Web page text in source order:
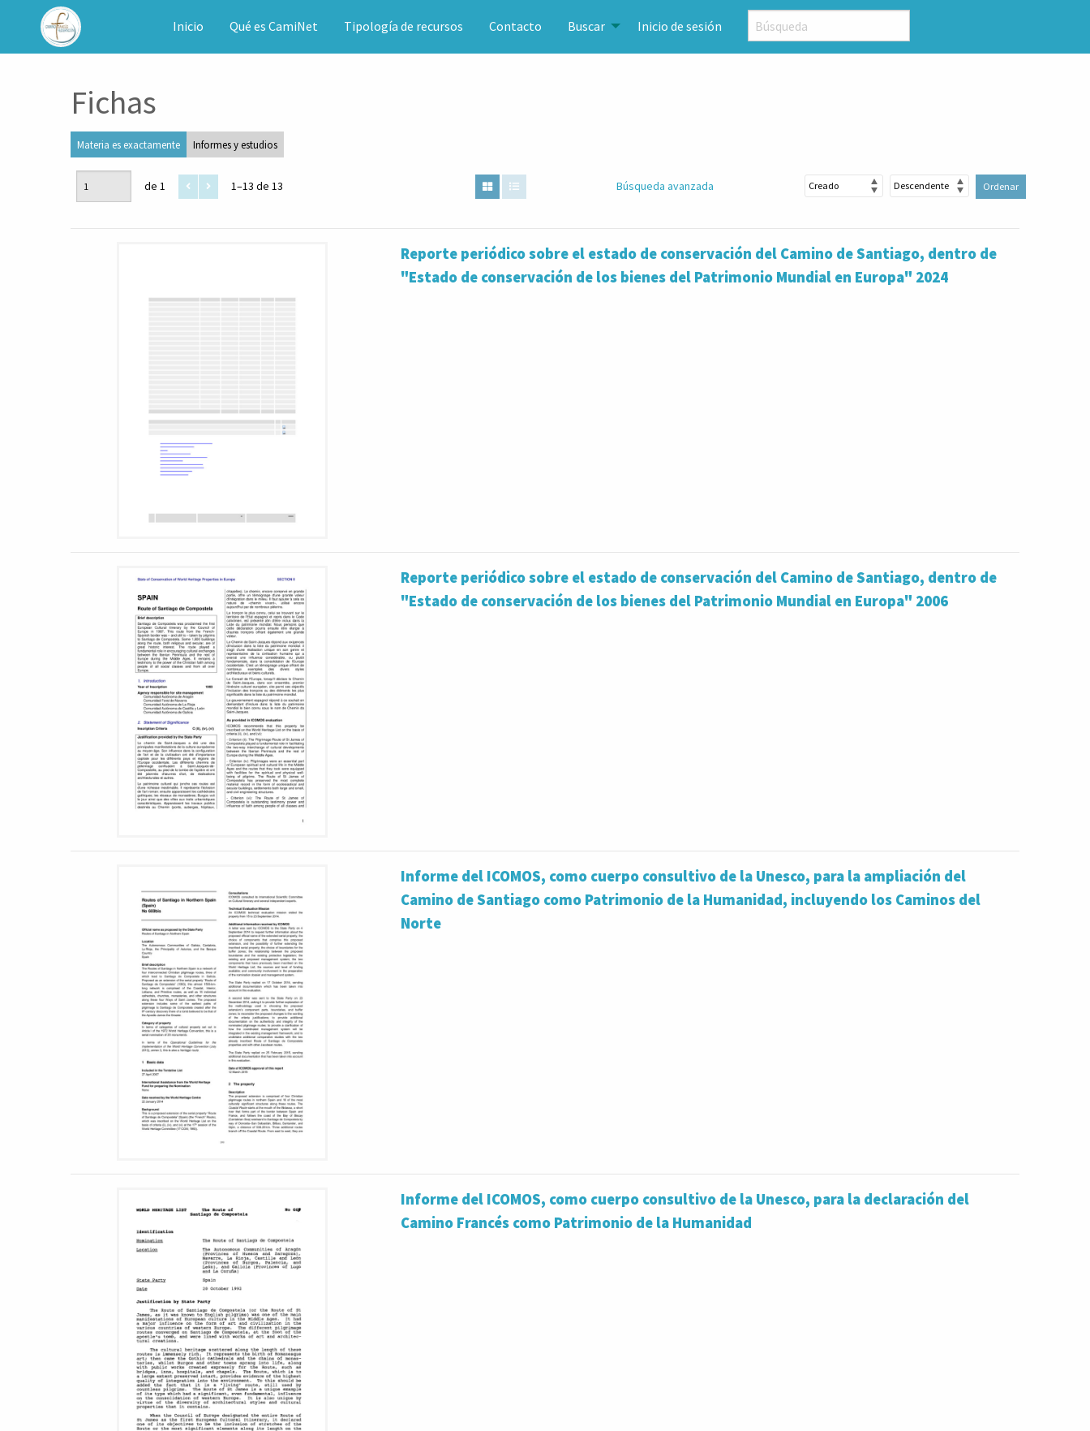
CAMINET Inicio Qué es CamiNet Tipología de recursos Contacto Buscar Inicio de sesión
Fichas
Materia es exactamente Informes y estudios
de 1 1–13 de 13 Búsqueda avanzada Ordenar
Reporte periódico sobre el estado de conservación del Camino de Santiago, dentro de
"Estado de conservación de los bienes del Patrimonio Mundial en Europa" 2024
Reporte periódico sobre el estado de conservación del Camino de Santiago, dentro de
"Estado de conservación de los bienes del Patrimonio Mundial en Europa" 2006
Informe del ICOMOS, como cuerpo consultivo de la Unesco, para la ampliación del
Camino de Santiago como Patrimonio de la Humanidad, incluyendo los Caminos del
Norte
Informe del ICOMOS, como cuerpo consultivo de la Unesco, para la declaración del
Camino Francés como Patrimonio de la Humanidad